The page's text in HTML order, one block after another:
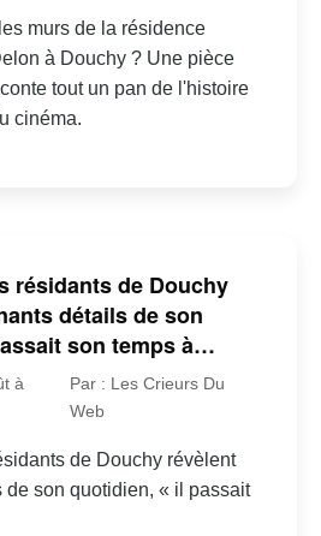
murs de la résidence
à Douchy ? Une pièce
tout un pan de l'histoire
cinéma.
résidants de Douchy
détails de son
son temps à…
à
Par : Les Crieurs Du
Web
de Douchy révèlent
de son quotidien, « il passait